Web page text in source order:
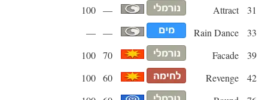
31
Attract
—
100
33
Rain Dance
—
—
39
Facade
70
100
42
Revenge
60
100